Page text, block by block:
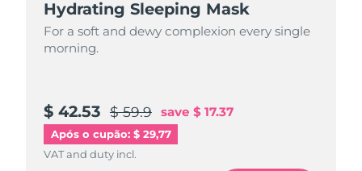
Hydrating Sleeping Mask
For a soft and dewy complexion every single
morning.
$ 42.53 $ 59.9 save $ 17.37
Após o cupão: $ 29,77
VAT and duty incl.